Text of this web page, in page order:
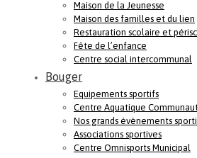
Maison de la Jeunesse
Maison des familles et du lien
Restauration scolaire et
Fête de l’enfance
Centre social intercommunal
Bouger
Equipements sportifs
Centre Aquatique
Nos grands évènements
Associations sportives
Centre Omnisports Municipal